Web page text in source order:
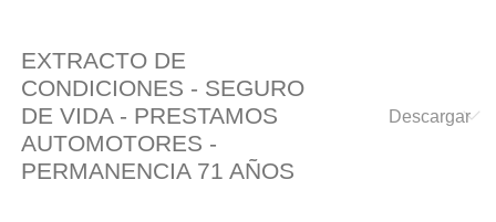
EXTRACTO DE
CONDICIONES - SEGURO
DE VIDA - PRESTAMOS
AUTOMOTORES -
PERMANENCIA 71 AÑOS